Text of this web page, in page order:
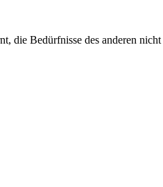
Bedürfnisse des anderen